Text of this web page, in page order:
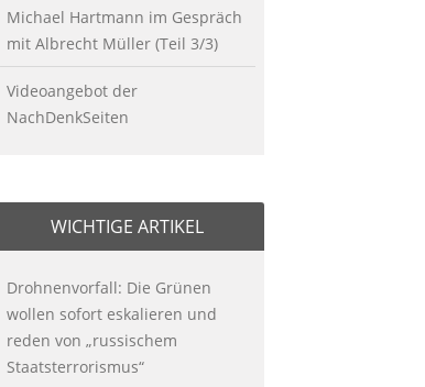
Michael Hartmann im Gespräch
mit Albrecht Müller (Teil 3/3)
Videoangebot der
NachDenkSeiten
WICHTIGE ARTIKEL
Drohnenvorfall: Die Grünen
wollen sofort eskalieren und
reden von „russischem
Staatsterrorismus“